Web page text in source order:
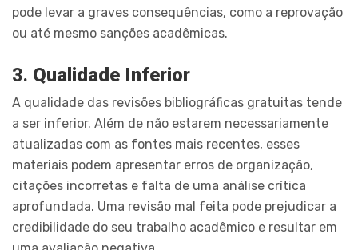
pode levar a graves consequências, como a reprovação
ou até mesmo sanções acadêmicas.
3. Qualidade Inferior
A qualidade das revisões bibliográficas gratuitas tende
a ser inferior. Além de não estarem necessariamente
atualizadas com as fontes mais recentes, esses
materiais podem apresentar erros de organização,
citações incorretas e falta de uma análise crítica
aprofundada. Uma revisão mal feita pode prejudicar a
credibilidade do seu trabalho acadêmico e resultar em